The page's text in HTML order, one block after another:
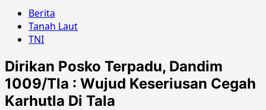
Berita
Tanah Laut
TNI
Dirikan Posko Terpadu, Dandim
1009/Tla : Wujud Keseriusan Cegah
Karhutla Di Tala